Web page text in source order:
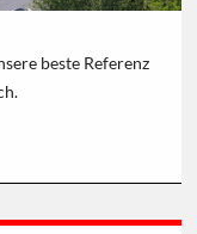
beste Referenz